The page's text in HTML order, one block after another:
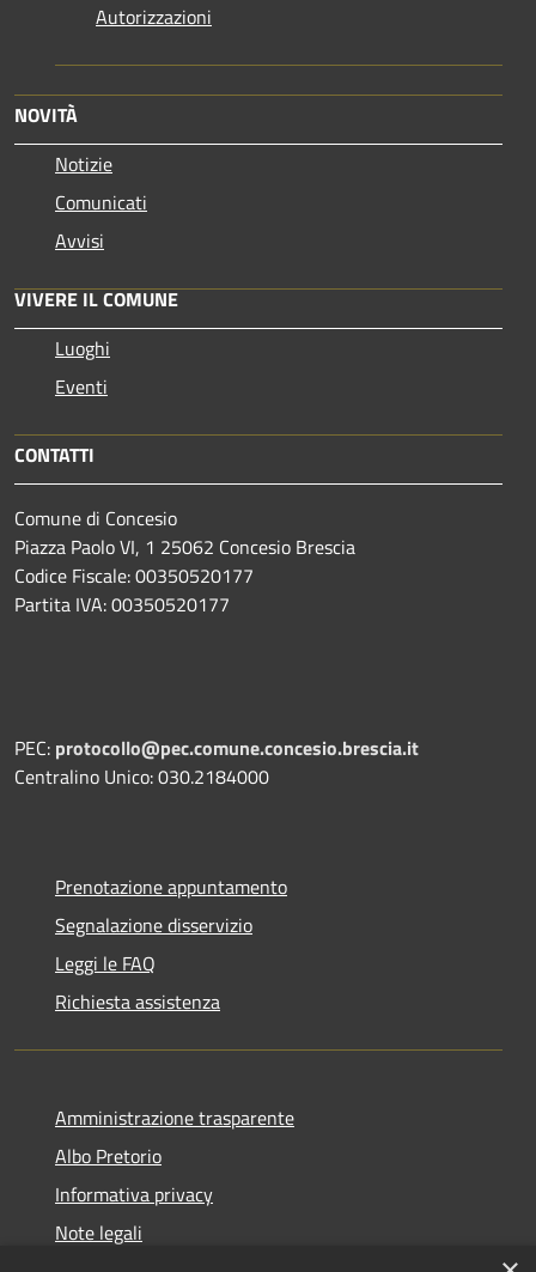
Autorizzazioni
NOVITÀ
Notizie
Comunicati
Avvisi
VIVERE IL COMUNE
Luoghi
Eventi
CONTATTI
Comune di Concesio
Piazza Paolo VI, 1 25062 Concesio Brescia
Codice Fiscale: 00350520177
Partita IVA: 00350520177
PEC: protocollo@pec.comune.concesio.brescia.it
Centralino Unico: 030.2184000
Prenotazione appuntamento
Segnalazione disservizio
Leggi le FAQ
Richiesta assistenza
Amministrazione trasparente
Albo Pretorio
Informativa privacy
Note legali